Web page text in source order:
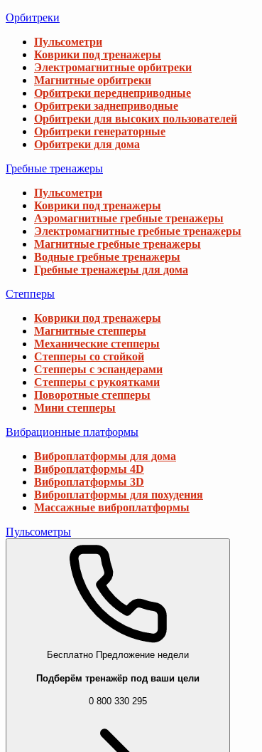
Орбитреки
Пульсометри
Коврики под тренажеры
Электромагнитные орбитреки
Магнитные орбитреки
Орбитреки переднеприводные
Орбитреки заднеприводные
Орбитреки для высоких пользователей
Орбитреки генераторные
Орбитреки для дома
Гребные тренажеры
Пульсометри
Коврики под тренажеры
Аэромагнитные гребные тренажеры
Электромагнитные гребные тренажеры
Магнитные гребные тренажеры
Водные гребные тренажеры
Гребные тренажеры для дома
Степперы
Коврики под тренажеры
Магнитные степперы
Механические степперы
Степперы со стойкой
Степперы с эспандерами
Степперы с рукоятками
Поворотные степперы
Мини степперы
Вибрационные платформы
Виброплатформы для дома
Виброплатформы 4D
Виброплатформы 3D
Виброплатформы для похудения
Массажные виброплатформы
Пульсометры
Бесплатно Предложение недели
Подберём тренажёр под ваши цели
0 800 330 295